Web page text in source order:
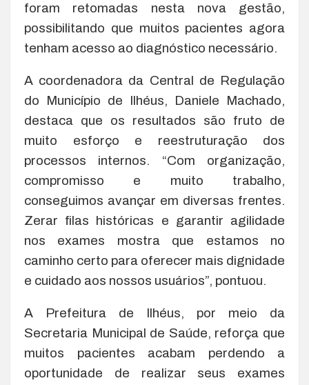
foram retomadas nesta nova gestão,
possibilitando que muitos pacientes agora
tenham acesso ao diagnóstico necessário.
A coordenadora da Central de Regulação
do Município de Ilhéus, Daniele Machado,
destaca que os resultados são fruto de
muito esforço e reestruturação dos
processos internos. “Com organização,
compromisso e muito trabalho,
conseguimos avançar em diversas frentes.
Zerar filas históricas e garantir agilidade
nos exames mostra que estamos no
caminho certo para oferecer mais dignidade
e cuidado aos nossos usuários”, pontuou.
A Prefeitura de Ilhéus, por meio da
Secretaria Municipal de Saúde, reforça que
muitos pacientes acabam perdendo a
oportunidade de realizar seus exames